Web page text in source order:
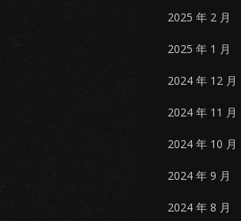
2025 年 2 月
2025 年 1 月
2024 年 12 月
2024 年 11 月
2024 年 10 月
2024 年 9 月
2024 年 8 月